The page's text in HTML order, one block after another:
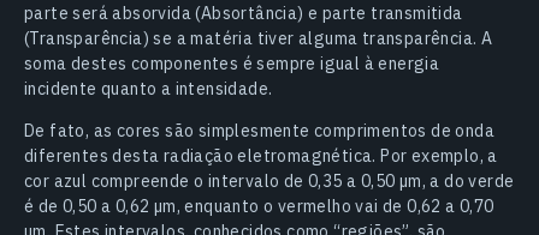
parte será absorvida (Absortância) e parte transmitida
(Transparência) se a matéria tiver alguma transparência. A
soma destes componentes é sempre igual à energia
incidente quanto a intensidade.
De fato, as cores são simplesmente comprimentos de onda
diferentes desta radiação eletromagnética. Por exemplo, a
cor azul compreende o intervalo de 0,35 a 0,50 µm, a do verde
é de 0,50 a 0,62 µm, enquanto o vermelho vai de 0,62 a 0,70